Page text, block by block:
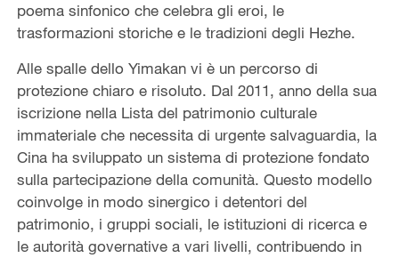
poema sinfonico che celebra gli eroi, le
trasformazioni storiche e le tradizioni degli Hezhe.
Alle spalle dello Yimakan vi è un percorso di
protezione chiaro e risoluto. Dal 2011, anno della sua
iscrizione nella Lista del patrimonio culturale
immateriale che necessita di urgente salvaguardia, la
Cina ha sviluppato un sistema di protezione fondato
sulla partecipazione della comunità. Questo modello
coinvolge in modo sinergico i detentori del
patrimonio, i gruppi sociali, le istituzioni di ricerca e
le autorità governative a vari livelli, contribuendo in